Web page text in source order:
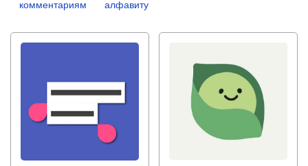
комментариям
алфавиту